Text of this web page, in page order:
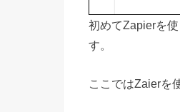
初めてZapierを
す。
ここではZaierを